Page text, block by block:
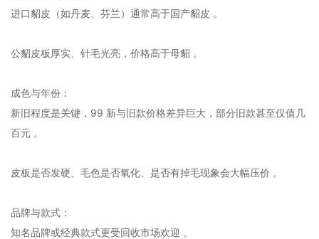
进口貂皮（如丹麦、芬兰）通常高于国产貂皮 。‌‌
公貂皮板厚实、针毛光亮，价格高于母貂 。‌‌
‌成色与年份‌：
新旧程度是关键，99 新与旧款价格差异巨大，部分旧款甚至仅值几
百元 。‌‌
皮板是否发硬、毛色是否氧化、是否有掉毛现象会大幅压价 。‌‌
‌品牌与款式‌：
知名品牌或经典款式更受回收市场欢迎 。‌‌